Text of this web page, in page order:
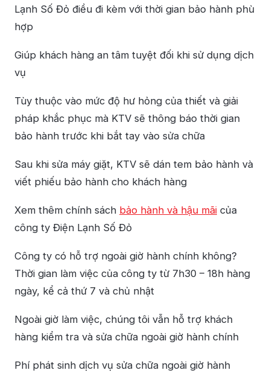
Lạnh Số Đỏ điều đi kèm với thời gian bảo hành phù
hợp
Giúp khách hàng an tâm tuyệt đối khi sử dụng dịch
vụ
Tùy thuộc vào mức độ hư hỏng của thiết và giải
pháp khắc phục mà KTV sẽ thông báo thời gian
bảo hành trước khi bắt tay vào sửa chữa
Sau khi sửa máy giặt, KTV sẽ dán tem bảo hành và
viết phiếu bảo hành cho khách hàng
Xem thêm chính sách bảo hành và hậu mãi của
công ty Điện Lạnh Số Đỏ
Công ty có hỗ trợ ngoài giờ hành chính không?
Thời gian làm việc của công ty từ 7h30 – 18h hàng
ngày, kể cả thứ 7 và chủ nhật
Ngoài giờ làm việc, chúng tôi vẫn hỗ trợ khách
hàng kiểm tra và sửa chữa ngoài giờ hành chính
Phí phát sinh dịch vụ sửa chữa ngoài giờ hành